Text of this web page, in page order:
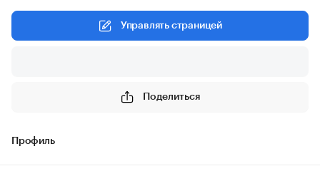
Управлять страницей
Поделиться
Профиль